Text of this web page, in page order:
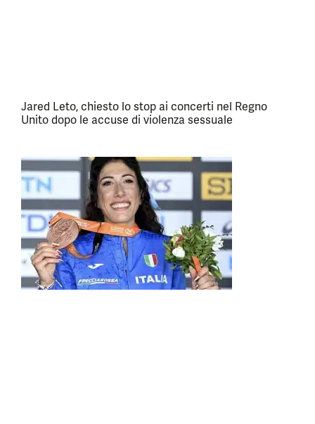
Jared Leto, chiesto lo stop ai concerti nel Regno
Unito dopo le accuse di violenza sessuale